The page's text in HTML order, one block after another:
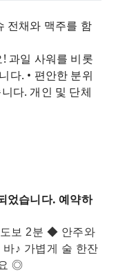
전채와 맥주를 함
과일 사워를 비롯
다. • 편안한 분위
다. 개인 및 단체
었습니다. 예약하
보 2분 ◆ 안주와
♪ 가볍게 술 한잔
◎